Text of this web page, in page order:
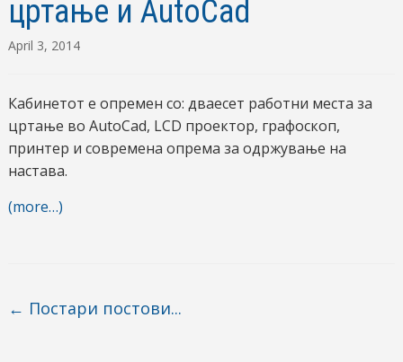
цртање и AutoCad
April 3, 2014
Кабинетот е опремен со: дваесет работни места за
цртање во AutoCad, LCD проектор, графоскоп,
принтер и современа опрема за одржување на
настава.
(more…)
Post navigation
← Постари постови...